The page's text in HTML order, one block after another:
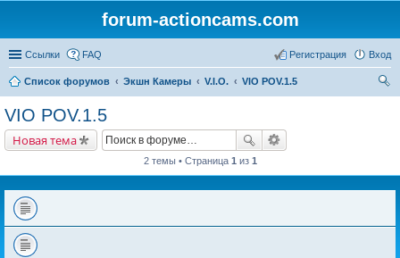
forum-actioncams.com
Ссылки FAQ Вход
Регистрация
Список форумов Экшн Камеры V.I.O.
VIO POV.1.5
VIO POV.1.5
Новая тема
2 темы • Страница 1 из 1